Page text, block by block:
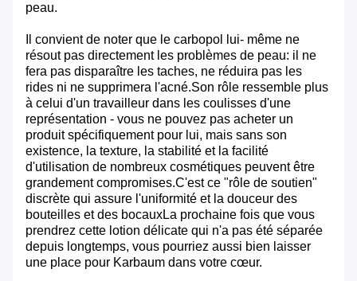
peau.
Il convient de noter que le carbopol lui- même ne
résout pas directement les problèmes de peau: il ne
fera pas disparaître les taches, ne réduira pas les
rides ni ne supprimera l'acné.Son rôle ressemble plus
à celui d'un travailleur dans les coulisses d'une
représentation - vous ne pouvez pas acheter un
produit spécifiquement pour lui, mais sans son
existence, la texture, la stabilité et la facilité
d'utilisation de nombreux cosmétiques peuvent être
grandement compromises.C'est ce "rôle de soutien"
discrète qui assure l'uniformité et la douceur des
bouteilles et des bocauxLa prochaine fois que vous
prendrez cette lotion délicate qui n'a pas été séparée
depuis longtemps, vous pourriez aussi bien laisser
une place pour Karbaum dans votre cœur.